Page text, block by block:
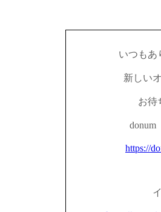
いつもあ
新しい
お待
donum
https://